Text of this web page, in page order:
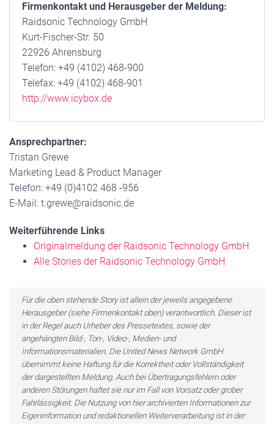
Firmenkontakt und Herausgeber der Meldung:
Raidsonic Technology GmbH
Kurt-Fischer-Str. 50
22926 Ahrensburg
Telefon: +49 (4102) 468-900
Telefax: +49 (4102) 468-901
http://www.icybox.de
Ansprechpartner:
Tristan Grewe
Marketing Lead & Product Manager
Telefon: +49 (0)4102 468 -956
E-Mail: t.grewe@raidsonic.de
Weiterführende Links
Originalmeldung der Raidsonic Technology GmbH
Alle Stories der Raidsonic Technology GmbH
Für die oben stehende Story ist allein der jeweils angegebene
Herausgeber (siehe Firmenkontakt oben) verantwortlich. Dieser ist
in der Regel auch Urheber des Pressetextes, sowie der
angehängten Bild-, Ton-, Video-, Medien- und
Informationsmaterialien. Die United News Network GmbH
übernimmt keine Haftung für die Korrektheit oder Vollständigkeit
der dargestellten Meldung. Auch bei Übertragungsfehlern oder
anderen Störungen haftet sie nur im Fall von Vorsatz oder grober
Fahrlässigkeit. Die Nutzung von hier archivierten Informationen zur
Eigeninformation und redaktionellen Weiterverarbeitung ist in der